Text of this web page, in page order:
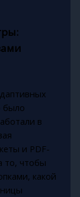
было
в
и PDF-
то, чтобы
какой